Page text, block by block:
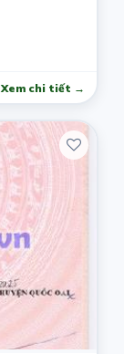
Xem chi tiết →